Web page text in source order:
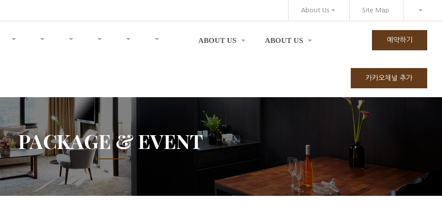
About Us Site Map
ABOUT US ABOUT US 예약하기
카카오채널 추가
PACKAGE & EVENT